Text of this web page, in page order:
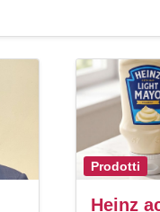
Prodotti
Heinz